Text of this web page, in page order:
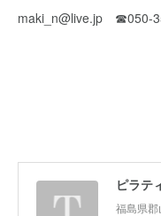
maki_n@live.jp ☎050-
ピラ
福島県